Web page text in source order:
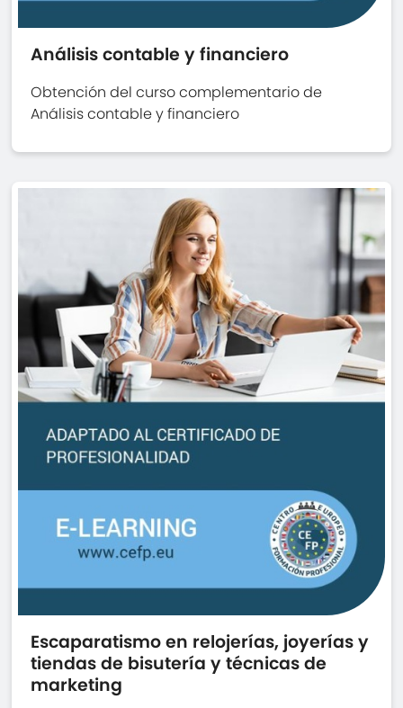
Análisis contable y financiero
Obtención del curso complementario de
Análisis contable y financiero
Escaparatismo en relojerías, joyerías y
tiendas de bisutería y técnicas de
marketing